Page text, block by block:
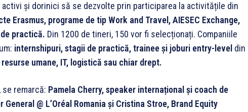
și dorinici să se dezvolte prin participarea la activitățile din
Erasmus, programe de tip Work and Travel, AIESEC Exchange,
practică. Din 1200 de tineri, 150 vor fi selecționați. Companiile
internshipuri, stagii de practică, trainee și joburi entry-level din
umane, IT, logistică sau chiar drept.
remarcă: Pamela Cherry, speaker internațional și coach de
@ L’Oréal Romania și Cristina Stroe, Brand Equity